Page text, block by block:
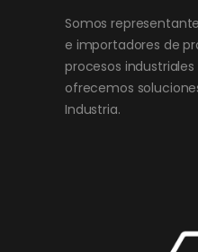
Somos
e importadores de
procesos
ofrecemos
Industria.